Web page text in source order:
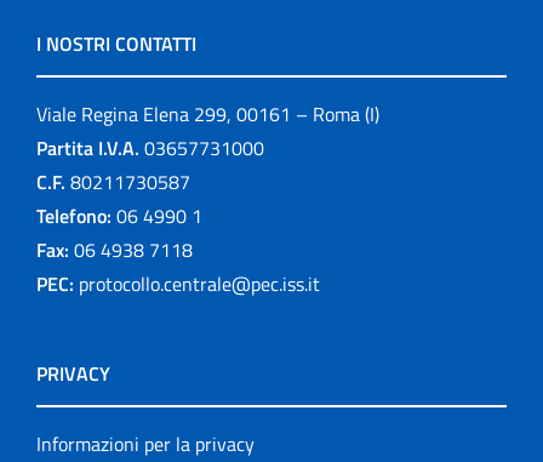
I NOSTRI CONTATTI
Viale Regina Elena 299, 00161 – Roma (I)
Partita I.V.A. 03657731000
C.F. 80211730587
Telefono: 06 4990 1
Fax: 06 4938 7118
PEC: protocollo.centrale@pec.iss.it
PRIVACY
Informazioni per la privacy